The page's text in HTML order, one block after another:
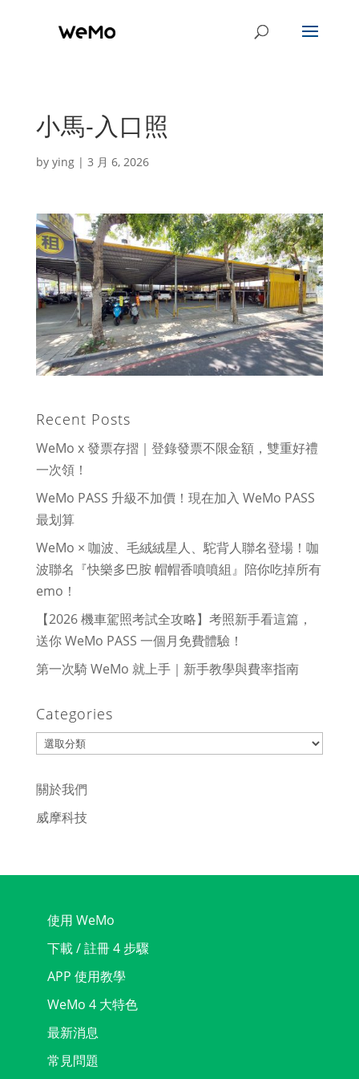
小馬-入口照
by ying| 3 月 6, 2026
Recent Posts
WeMo x 發票存摺｜登錄發票不限金額，雙重好禮
一次領！
WeMo PASS 升級不加價！現在加入 WeMo PASS
最划算
WeMo × 咖波、毛絨絨星人、駝背人聯名登場！咖
波聯名『快樂多巴胺 帽帽香噴噴組』陪你吃掉所有
emo！
【2026 機車駕照考試全攻略】考照新手看這篇，
送你 WeMo PASS 一個月免費體驗！
第一次騎 WeMo 就上手｜新手教學與費率指南
Categories
Categories
關於我們
威摩科技
使用 WeMo
下載 / 註冊 4 步驟
APP 使用教學
WeMo 4 大特色
最新消息
常見問題